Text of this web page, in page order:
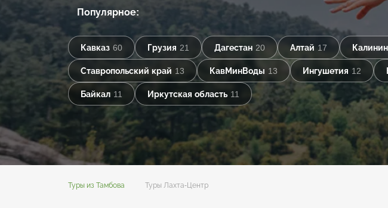
Популярное:
Кавказ 60 Грузия 21 Дагестан 20 Алтай 17
Ставропольский край 13 КавМинВоды 13 Ингушетия 12
Байкал 11 Иркутская область 11
Туры из Тамбова Туры Лахта-Центр